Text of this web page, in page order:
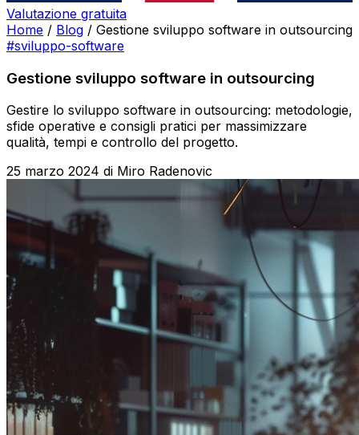
Valutazione gratuita
Home / Blog / Gestione sviluppo software in outsourcing
#sviluppo-software
Gestione sviluppo software in outsourcing
Gestire lo sviluppo software in outsourcing: metodologie,
sfide operative e consigli pratici per massimizzare
qualità, tempi e controllo del progetto.
25 marzo 2024 di Miro Radenovic